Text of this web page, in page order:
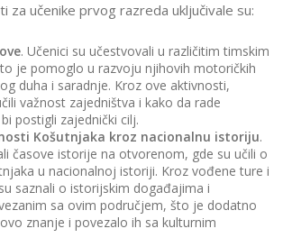
za učenike prvog razreda uključivale su:
. Učenici su učestvovali u različitim timskim
je pomoglo u razvoju njihovih motoričkih
duha i saradnje. Kroz ove aktivnosti,
važnost zajedništva i kako da rade
postigli zajednički cilj.
Košutnjaka kroz nacionalnu istoriju.
časove istorije na otvorenom, gde su učili o
u nacionalnoj istoriji. Kroz vođene ture i
saznali o istorijskim događajima i
sa ovim područjem, što je dodatno
znanje i povezalo ih sa kulturnim